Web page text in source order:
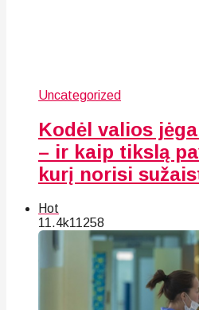
Uncategorized
Kodėl valios
– ir kaip tikslą
kurį norisi
Hot
11.4k11258